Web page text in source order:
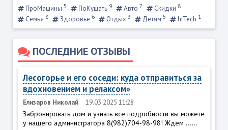
ПроМашины 5 ПоКушать 9 Авто 7 Скидки 8
Семья 8 Здоровье 6 Отдых 3 Детям 5 hiTech 1
ПОСЛЕДНИЕ ОТЗЫВЫ
Лесогорье и его соседи: куда отправиться за
вдохновением и релаксом»
Елизаров Николай 19.03.2025 11:28
Забронировать дом и узнать все подробности вы можете
у нашего администратора 8(982)704-98-98! Ждем ......